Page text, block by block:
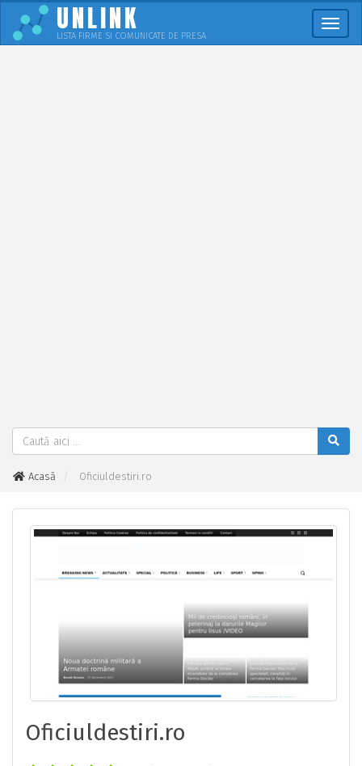
UNLINK
LISTA FIRME SI COMUNICATE DE PRESA
Acasă Oficiuldestiri.ro
Oficiuldestiri.ro